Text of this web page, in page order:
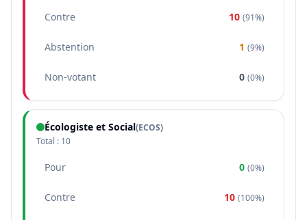
Contre 10 (91%)
Abstention 1 (9%)
Non-votant 0 (0%)
Écologiste et Social(ECOS)
Total : 10
Pour 0 (0%)
Contre 10 (100%)